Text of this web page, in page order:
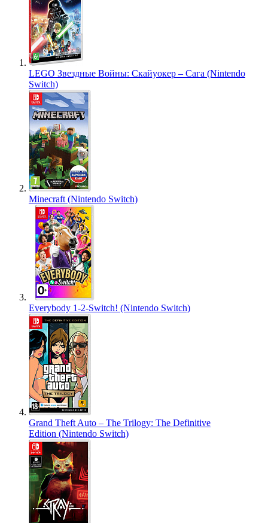
LEGO Звездные Войны: Скайуокер – Сага (Nintendo
Switch)
Minecraft (Nintendo Switch)
Everybody 1-2-Switch! (Nintendo Switch)
Grand Theft Auto – The Trilogy: The Definitive
Edition (Nintendo Switch)